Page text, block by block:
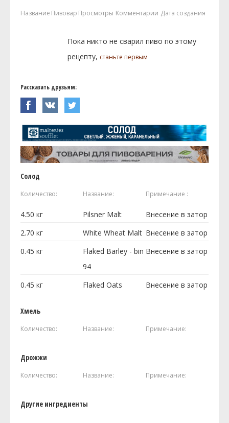
Название Пивовар Просмотры Комментарии Дата создания
Пока никто не сварил пиво по этому
рецепту, станьте первым
Рассказать друзьям:
Солод
Количество: Название: Примечание :
4.50 кг Pilsner Malt
Внесение в затор
2.70 кг White Wheat Malt Внесение в затор
0.45 кг
Flaked Barley - bin
94
Внесение в затор
0.45 кг Flaked Oats Внесение в затор
Хмель
Количество: Название: Примечание:
Дрожжи
Количество: Название: Примечание:
Другие ингредиенты